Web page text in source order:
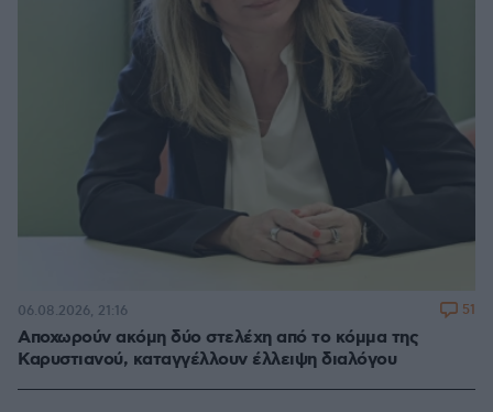
Αποχωρούν ακόμη δύο στελέχη από το κόμμα της
Καρυστιανού, καταγγέλλουν έλλειψη διαλόγου
06.08.2026, 21:16 51